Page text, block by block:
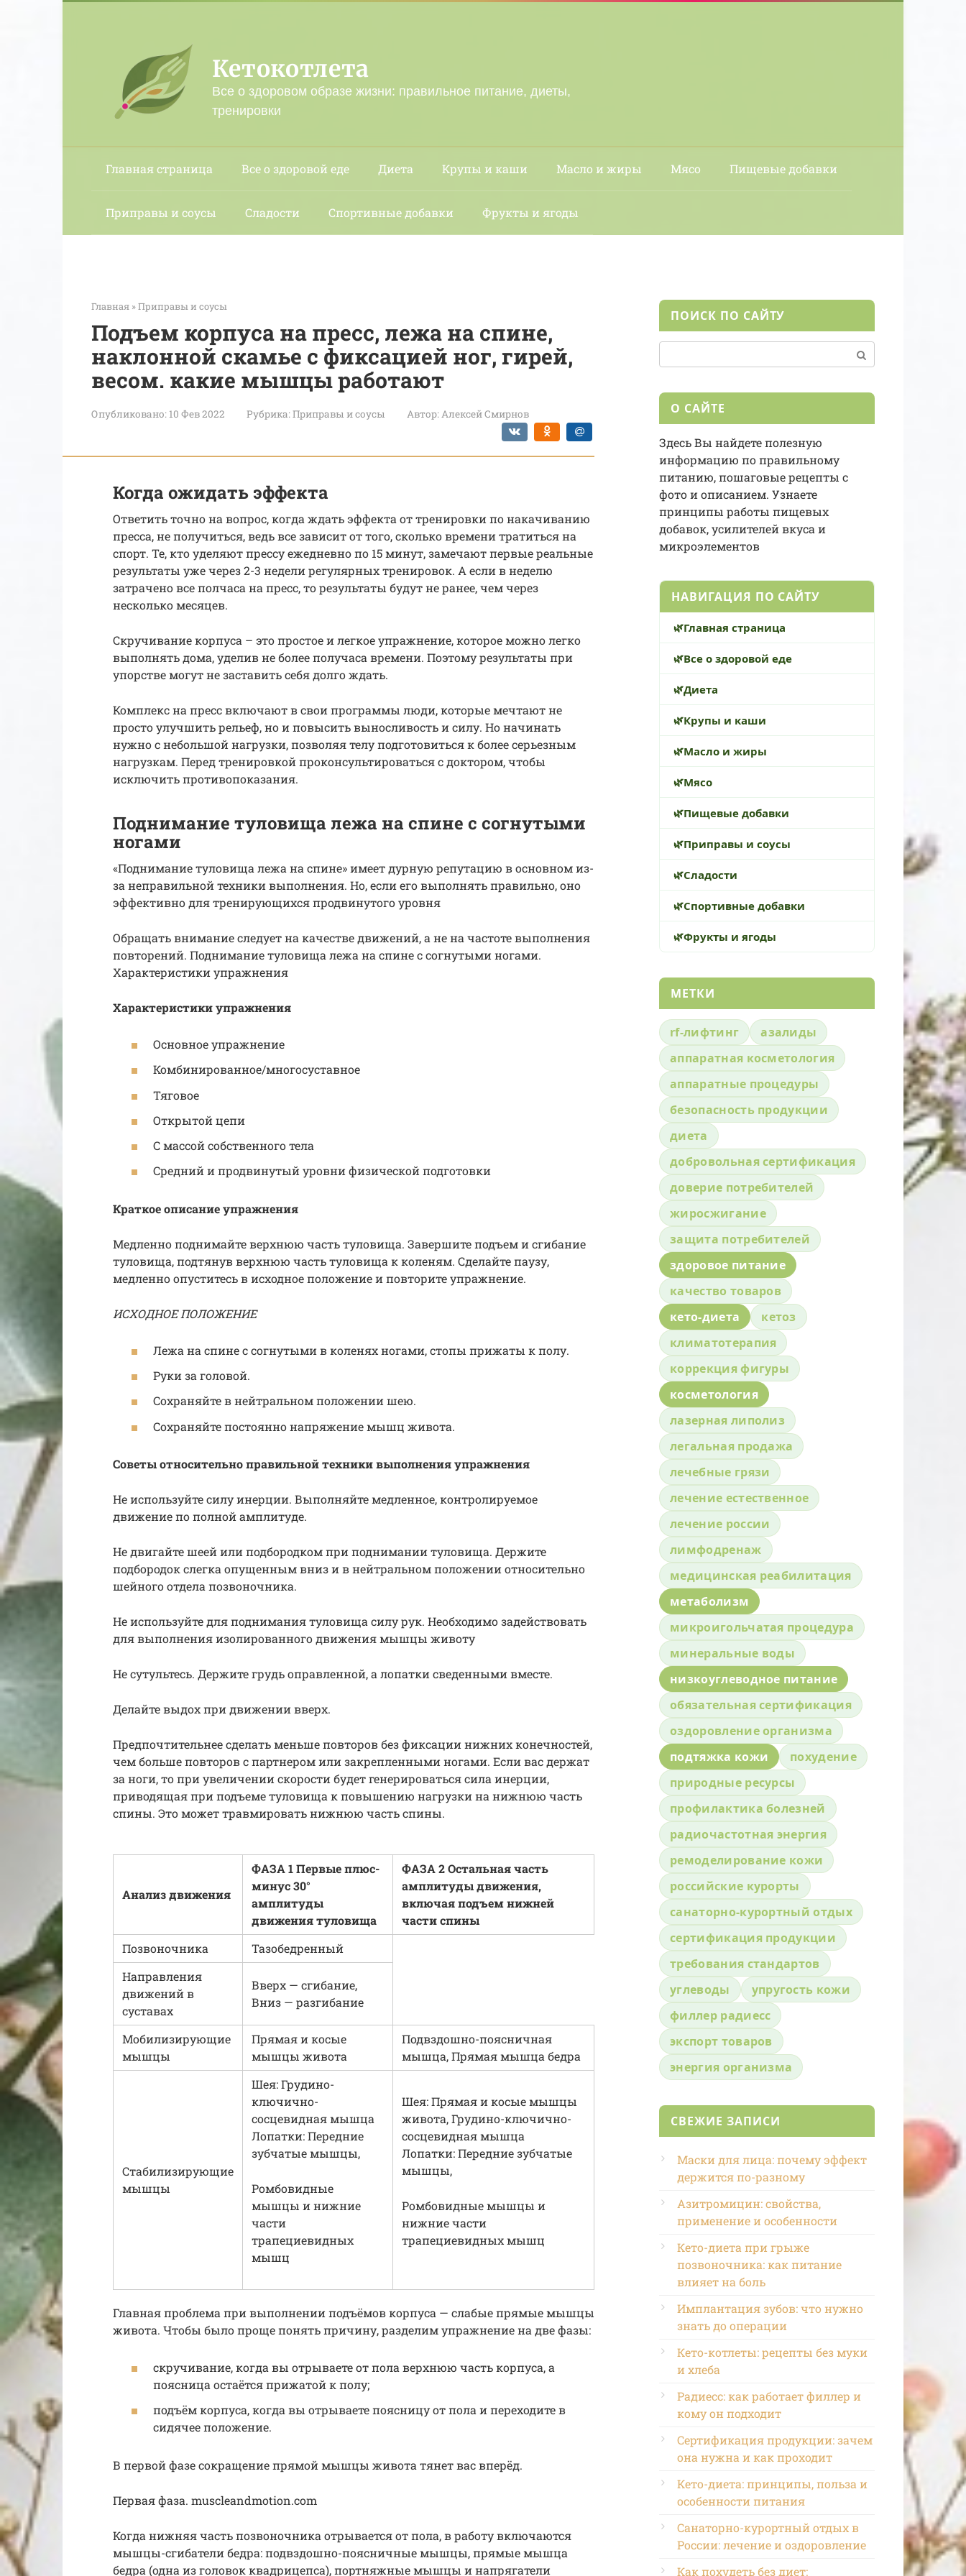
Кетокотлета
Все о здоровом образе жизни: правильное питание, диеты,
тренировки
Главная страница Все о здоровой еде Диета Крупы и каши Масло и жиры Мясо Пищевые добавки
Приправы и соусы Сладости Спортивные добавки Фрукты и ягоды
Главная »Приправы и соусы
Подъем корпуса на пресс, лежа на спине,
наклонной скамье с фиксацией ног, гирей,
весом. какие мышцы работают
Опубликовано: 10 Фев 2022 Рубрика:Приправы и соусы Автор:Алексей Смирнов
Когда ожидать эффекта
Ответить точно на вопрос, когда ждать эффекта от тренировки по накачиванию
пресса, не получиться, ведь все зависит от того, сколько времени тратиться на
спорт. Те, кто уделяют прессу ежедневно по 15 минут, замечают первые реальные
результаты уже через 2-3 недели регулярных тренировок. А если в неделю
затрачено все полчаса на пресс, то результаты будут не ранее, чем через
несколько месяцев.
Скручивание корпуса – это простое и легкое упражнение, которое можно легко
выполнять дома, уделив не более получаса времени. Поэтому результаты при
упорстве могут не заставить себя долго ждать.
Комплекс на пресс включают в свои программы люди, которые мечтают не
просто улучшить рельеф, но и повысить выносливость и силу. Но начинать
нужно с небольшой нагрузки, позволяя телу подготовиться к более серьезным
нагрузкам. Перед тренировкой проконсультироваться с доктором, чтобы
исключить противопоказания.
Поднимание туловища лежа на спине с согнутыми
ногами
«Поднимание туловища лежа на спине» имеет дурную репутацию в основном из-
за неправильной техники выполнения. Но, если его выполнять правильно, оно
эффективно для тренирующихся продвинутого уровня
Обращать внимание следует на качестве движений, а не на частоте выполнения
повторений. Поднимание туловища лежа на спине с согнутыми ногами.
Характеристики упражнения
Характеристики упражнения
Основное упражнение
Комбинированное/многосуставное
Тяговое
Открытой цепи
С массой собственного тела
Средний и продвинутый уровни физической подготовки
Краткое описание упражнения
Медленно поднимайте верхнюю часть туловища. Завершите подъем и сгибание
туловища, подтянув верхнюю часть туловища к коленям. Сделайте паузу,
медленно опуститесь в исходное положение и повторите упражнение.
ИСХОДНОЕ ПОЛОЖЕНИЕ
Лежа на спине с согнутыми в коленях ногами, стопы прижаты к полу.
Руки за головой.
Сохраняйте в нейтральном положении шею.
Сохраняйте постоянно напряжение мышц живота.
Советы относительно правильной техники выполнения упражнения
Не используйте силу инерции. Выполняйте медленное, контролируемое
движение по полной амплитуде.
Не двигайте шеей или подбородком при поднимании туловища. Держите
подбородок слегка опущенным вниз и в нейтральном положении относительно
шейного отдела позвоночника.
Не используйте для поднимания туловища силу рук. Необходимо задействовать
для выполнения изолированного движения мышцы животу
Не сутультесь. Держите грудь оправленной, а лопатки сведенными вместе.
Делайте выдох при движении вверх.
Предпочтительнее сделать меньше повторов без фиксации нижних конечностей,
чем больше повторов с партнером или закрепленными ногами. Если вас держат
за ноги, то при увеличении скорости будет генерироваться сила инерции,
приводящая при подъеме туловища к повышению нагрузки на нижнюю часть
спины. Это может травмировать нижнюю часть спины.
Анализ движения
ФАЗА 1 Первые плюс-
минус 30°
амплитуды
движения туловища
ФАЗА 2 Остальная часть
амплитуды движения,
включая подъем нижней
части спины
Позвоночника
Тазобедренный
Направления
движений в
суставах
Вверх — сгибание,
Вниз — разгибание
Мобилизирующие
мышцы
Прямая и косые
мышцы живота
Подвздошно-поясничная
мышца, Прямая мышца бедра
Стабилизирующие
мышцы
Шея: Грудино-
ключично-
сосцевидная мышца
Лопатки: Передние
зубчатые мышцы,
Ромбовидные
мышцы и нижние
части
трапециевидных
мышц
Шея: Прямая и косые мышцы
живота, Грудино-ключично-
сосцевидная мышца
Лопатки: Передние зубчатые
мышцы,
Ромбовидные мышцы и
нижние части
трапециевидных мышц
Главная проблема при выполнении подъёмов корпуса — слабые прямые мышцы
живота. Чтобы было проще понять причину, разделим упражнение на две фазы:
скручивание, когда вы отрываете от пола верхнюю часть корпуса, а
поясница остаётся прижатой к полу;
подъём корпуса, когда вы отрываете поясницу от пола и переходите в
сидячее положение.
В первой фазе сокращение прямой мышцы живота тянет вас вперёд.
Первая фаза. muscleandmotion.com
Когда нижняя часть позвоночника отрывается от пола, в работу включаются
мышцы-сгибатели бедра: подвздошно-поясничные мышцы, прямые мышца
бедра (одна из головок квадрицепса), портняжные мышцы и напрягатели
ПОИСК ПО САЙТУ
О САЙТЕ
Здесь Вы найдете полезную
информацию по правильному
питанию, пошаговые рецепты с
фото и описанием. Узнаете
принципы работы пищевых
добавок, усилителей вкуса и
микроэлементов
НАВИГАЦИЯ ПО САЙТУ
Главная страница
Все о здоровой еде
Диета
Крупы и каши
Масло и жиры
Мясо
Пищевые добавки
Приправы и соусы
Сладости
Спортивные добавки
Фрукты и ягоды
МЕТКИ
rf-лифтинг
азалиды
аппаратная косметология
аппаратные процедуры
безопасность продукции
диета
добровольная сертификация
доверие потребителей
жиросжигание
защита потребителей
здоровое питание
качество товаров
кето-диета
кетоз
климатотерапия
коррекция фигуры
косметология
лазерная липолиз
легальная продажа
лечебные грязи
лечение естественное
лечение россии
лимфодренаж
медицинская реабилитация
метаболизм
микроигольчатая процедура
минеральные воды
низкоуглеводное питание
обязательная сертификация
оздоровление организма
подтяжка кожи
похудение
природные ресурсы
профилактика болезней
радиочастотная энергия
ремоделирование кожи
российские курорты
санаторно-курортный отдых
сертификация продукции
требования стандартов
углеводы
упругость кожи
филлер радиесс
экспорт товаров
энергия организма
СВЕЖИЕ ЗАПИСИ
Маски для лица: почему эффект
держится по-разному
Азитромицин: свойства,
применение и особенности
Кето-диета при грыже
позвоночника: как питание
влияет на боль
Имплантация зубов: что нужно
знать до операции
Кето-котлеты: рецепты без муки
и хлеба
Радиесс: как работает филлер и
кому он подходит
Сертификация продукции: зачем
она нужна и как проходит
Кето-диета: принципы, польза и
особенности питания
Санаторно-курортный отдых в
России: лечение и оздоровление
Как похудеть без диет: